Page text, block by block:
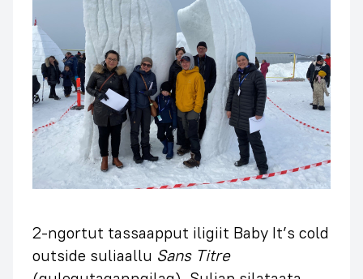
2-ngortut tassaapput iligiit Baby It’s cold
outside suliaallu Sans Titre